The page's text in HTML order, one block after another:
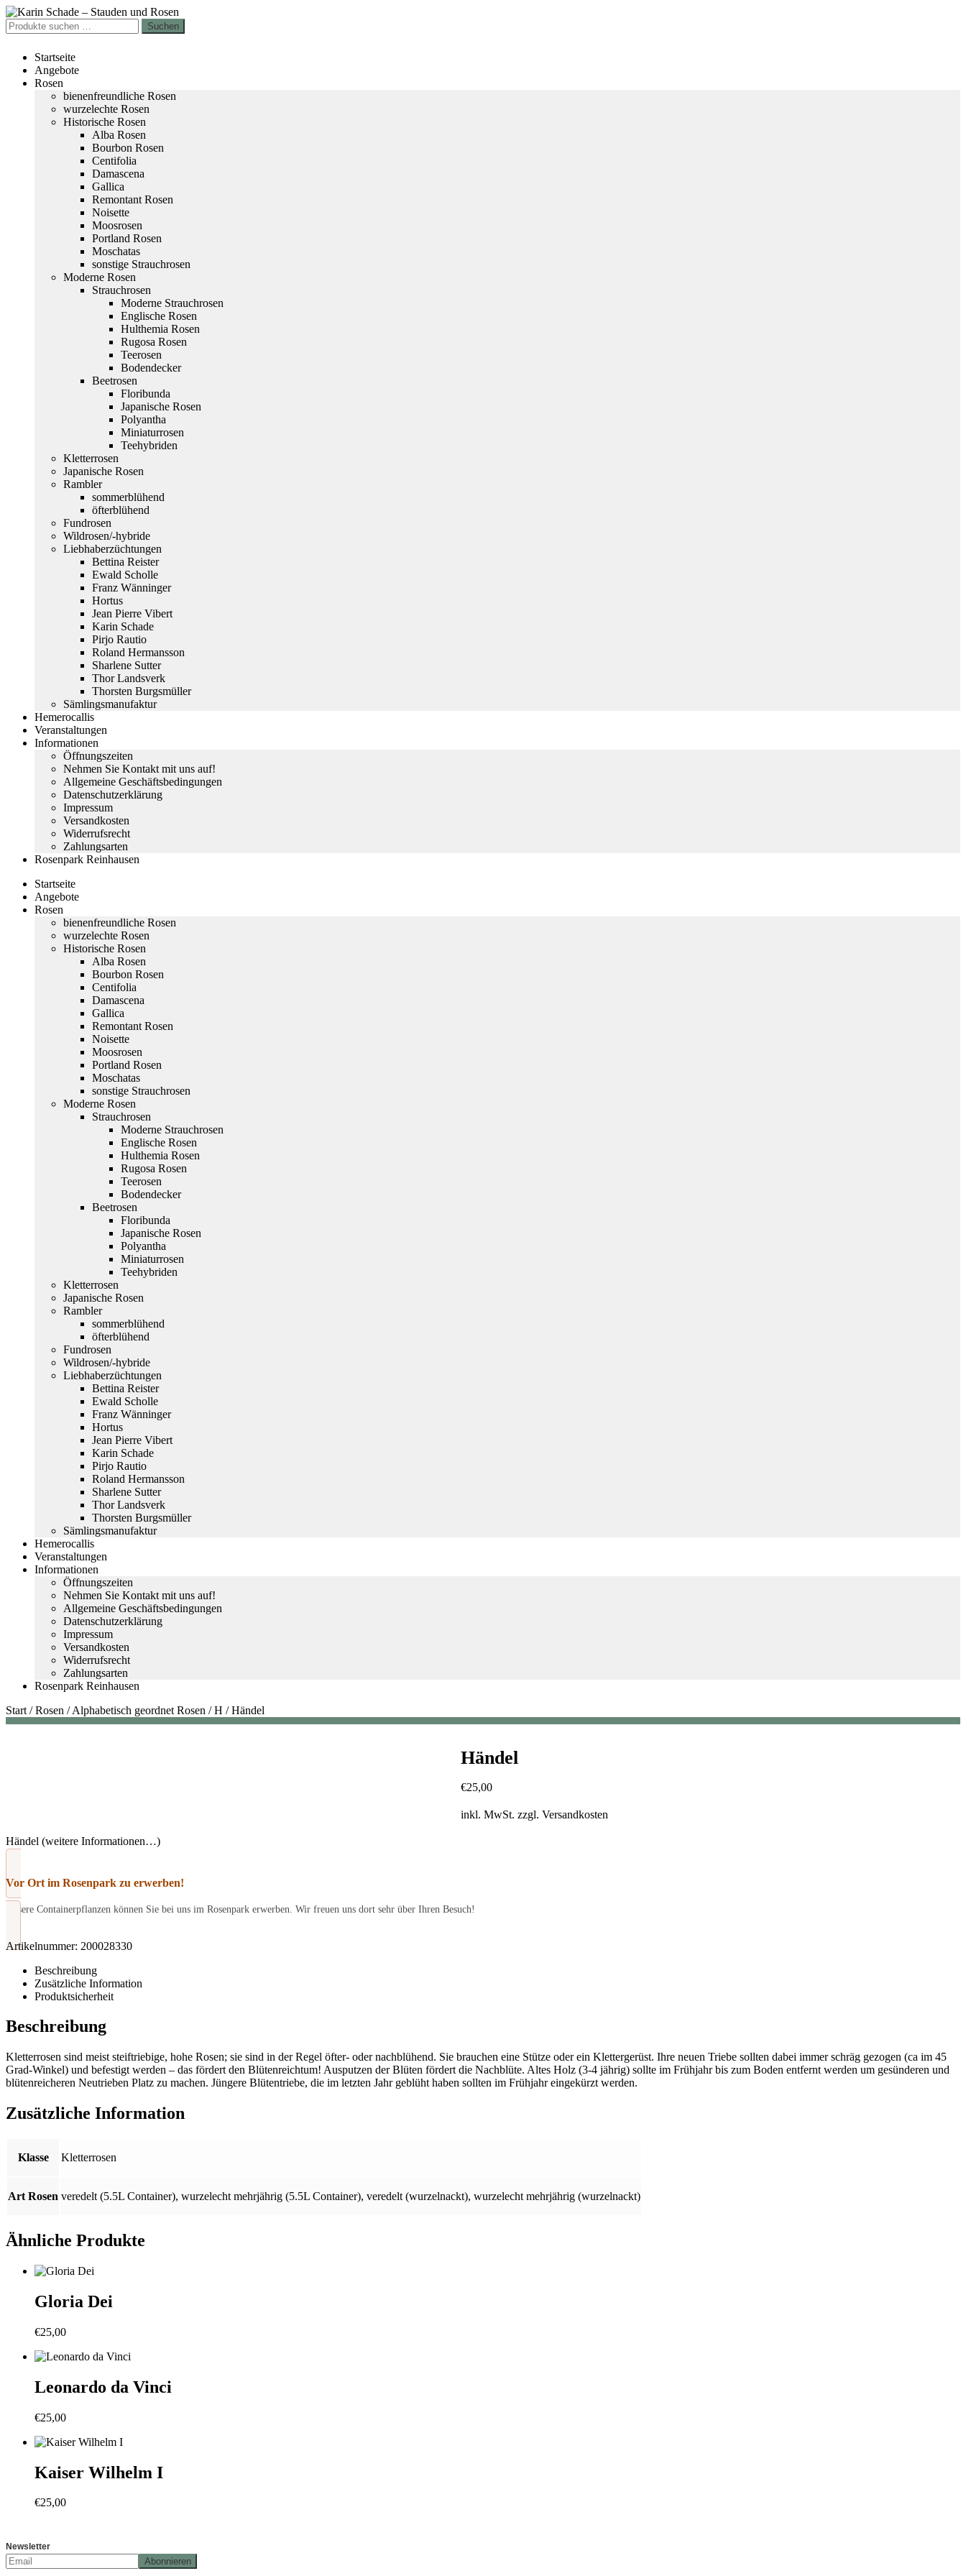
Zur
Navigation
springen
Zum
Inhalt
springen
Suchen
nach:
Suchen
Startseite
Angebote
Rosen
bienenfreundliche Rosen
wurzelechte Rosen
Historische Rosen
Alba Rosen
Bourbon Rosen
Centifolia
Damascena
Gallica
Remontant Rosen
Noisette
Moosrosen
Portland Rosen
Moschatas
sonstige Strauchrosen
Moderne Rosen
Strauchrosen
Moderne Strauchrosen
Englische Rosen
Hulthemia Rosen
Rugosa Rosen
Teerosen
Bodendecker
Beetrosen
Floribunda
Japanische Rosen
Polyantha
Miniaturrosen
Teehybriden
Kletterrosen
Japanische Rosen
Rambler
sommerblühend
öfterblühend
Fundrosen
Wildrosen/-hybride
Liebhaberzüchtungen
Bettina Reister
Ewald Scholle
Franz Wänninger
Hortus
Jean Pierre Vibert
Karin Schade
Pirjo Rautio
Roland Hermansson
Sharlene Sutter
Thor Landsverk
Thorsten Burgsmüller
Sämlingsmanufaktur
Hemerocallis
Veranstaltungen
Informationen
Öffnungszeiten
Nehmen Sie Kontakt mit uns auf!
Allgemeine Geschäftsbedingungen
Datenschutzerklärung
Impressum
Versandkosten
Widerrufsrecht
Zahlungsarten
Rosenpark Reinhausen
Startseite
Angebote
Rosen
bienenfreundliche Rosen
wurzelechte Rosen
Historische Rosen
Alba Rosen
Bourbon Rosen
Centifolia
Damascena
Gallica
Remontant Rosen
Noisette
Moosrosen
Portland Rosen
Moschatas
sonstige Strauchrosen
Moderne Rosen
Strauchrosen
Moderne Strauchrosen
Englische Rosen
Hulthemia Rosen
Rugosa Rosen
Teerosen
Bodendecker
Beetrosen
Floribunda
Japanische Rosen
Polyantha
Miniaturrosen
Teehybriden
Kletterrosen
Japanische Rosen
Rambler
sommerblühend
öfterblühend
Fundrosen
Wildrosen/-hybride
Liebhaberzüchtungen
Bettina Reister
Ewald Scholle
Franz Wänninger
Hortus
Jean Pierre Vibert
Karin Schade
Pirjo Rautio
Roland Hermansson
Sharlene Sutter
Thor Landsverk
Thorsten Burgsmüller
Sämlingsmanufaktur
Hemerocallis
Veranstaltungen
Informationen
Öffnungszeiten
Nehmen Sie Kontakt mit uns auf!
Allgemeine Geschäftsbedingungen
Datenschutzerklärung
Impressum
Versandkosten
Widerrufsrecht
Zahlungsarten
Rosenpark Reinhausen
Start /Rosen /Alphabetisch geordnet Rosen /H /Händel
Händel
€25,00
inkl. MwSt. zzgl.Versandkosten
Händel (weitere Informationen…)
Vor Ort im Rosenpark zu erwerben!
Unsere Containerpflanzen können Sie bei uns im Rosenpark erwerben. Wir freuen uns dort sehr über Ihren Besuch!
Artikelnummer: 200028330
Beschreibung
Zusätzliche Information
Produktsicherheit
Beschreibung
Kletterrosen sind meist steiftriebige, hohe Rosen; sie sind in der Regel öfter- oder nachblühend. Sie brauchen eine Stütze oder ein Klettergerüst. Ihre neuen Triebe sollten dabei immer schräg gezogen (ca im 45
Grad-Winkel) und befestigt werden – das fördert den Blütenreichtum! Ausputzen der Blüten fördert die Nachblüte. Altes Holz (3-4 jährig) sollte im Frühjahr bis zum Boden entfernt werden um gesünderen und
blütenreicheren Neutrieben Platz zu machen. Jüngere Blütentriebe, die im letzten Jahr geblüht haben sollten im Frühjahr eingekürzt werden.
Zusätzliche Information
Klasse Kletterrosen
Art Rosen veredelt (5.5L Container), wurzelecht mehrjährig (5.5L Container), veredelt (wurzelnackt), wurzelecht mehrjährig (wurzelnackt)
Ähnliche Produkte
Gloria Dei
€25,00
Leonardo da Vinci
€25,00
Kaiser Wilhelm I
€25,00
Newsletter